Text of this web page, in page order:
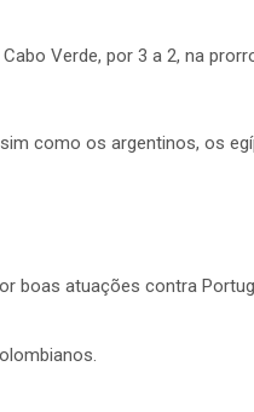
Verde, por 3 a 2, na
como os argentinos, os
boas atuações contra